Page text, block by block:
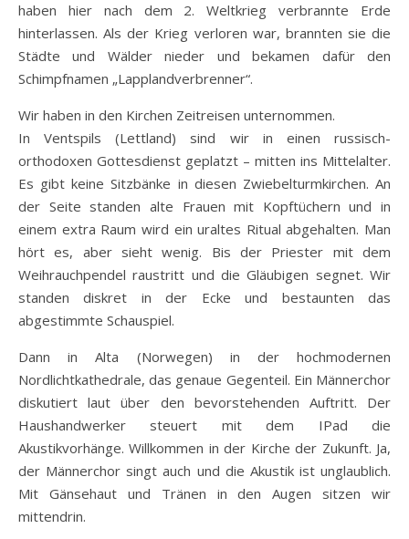
haben hier nach dem 2. Weltkrieg verbrannte Erde
hinterlassen. Als der Krieg verloren war, brannten sie die
Städte und Wälder nieder und bekamen dafür den
Schimpfnamen „Lapplandverbrenner“.
Wir haben in den Kirchen Zeitreisen unternommen.
In Ventspils (Lettland) sind wir in einen russisch-
orthodoxen Gottesdienst geplatzt – mitten ins Mittelalter.
Es gibt keine Sitzbänke in diesen Zwiebelturmkirchen. An
der Seite standen alte Frauen mit Kopftüchern und in
einem extra Raum wird ein uraltes Ritual abgehalten. Man
hört es, aber sieht wenig. Bis der Priester mit dem
Weihrauchpendel raustritt und die Gläubigen segnet. Wir
standen diskret in der Ecke und bestaunten das
abgestimmte Schauspiel.
Dann in Alta (Norwegen) in der hochmodernen
Nordlichtkathedrale, das genaue Gegenteil. Ein Männerchor
diskutiert laut über den bevorstehenden Auftritt. Der
Haushandwerker steuert mit dem IPad die
Akustikvorhänge. Willkommen in der Kirche der Zukunft. Ja,
der Männerchor singt auch und die Akustik ist unglaublich.
Mit Gänsehaut und Tränen in den Augen sitzen wir
mittendrin.